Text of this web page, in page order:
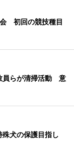
初回の競技種目
員らが清掃活動 意
犬の保護目指し